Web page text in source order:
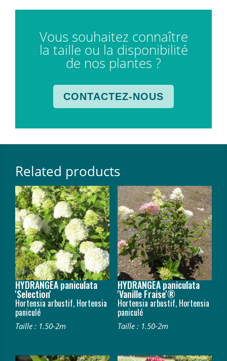
Vous souhaitez connaître
la taille ou la disponibilité
de nos plantes ?
CONTACTEZ-NOUS
Related products
HYDRANGEA paniculata
'Selection'
Hortensia arbustif, Hortensia
paniculé
Taille : 1.50-2m
HYDRANGEA paniculata
'Vanille Fraise'®
Hortensia arbustif, Hortensia
paniculé
Taille : 1.50-2m